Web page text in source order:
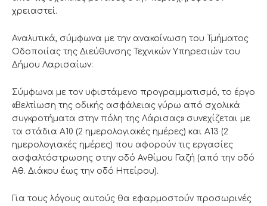
χρειαστεί.
Αναλυτικά, σύμφωνα με την ανακοίνωση του Τμήματος
Οδοποιίας της Διεύθυνσης Τεχνικών Υπηρεσιών του
Δήμου Λαρισαίων:
Σύμφωνα με τον υφιστάμενο προγραμματισμό, το έργο
«Βελτίωση της οδικής ασφάλειας γύρω από σχολικά
συγκροτήματα στην πόλη της Λάρισας» συνεχίζεται με
τα στάδια Α10 (2 ημερολογιακές ημέρες) και Α13 (2
ημερολογιακές ημέρες) που αφορούν τις εργασίες
ασφαλτόστρωσης στην οδό Ανθίμου Γαζή (από την οδό
Αθ. Διάκου έως την οδό Ηπείρου).
Για τους λόγους αυτούς θα εφαρμοστούν προσωρινές